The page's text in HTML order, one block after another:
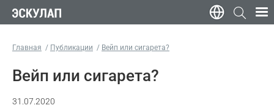
Главная Публикации Вейп или сигарета?
Вейп или сигарета?
31.07.2020